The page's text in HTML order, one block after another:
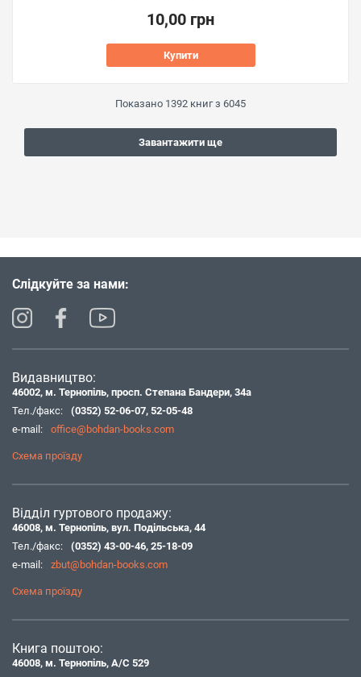
10,00 грн
Купити
Показано 1392 книг з 6045
Завантажити ще
Слідкуйте за нами:
Видавництво:
46002, м. Тернопіль, просп. Степана Бандери, 34а
Тел./факс:
(0352) 52-06-07, 52-05-48
e-mail:
office@bohdan-books.com
Схема проїзду
Відділ гуртового продажу:
46008, м. Тернопіль, вул. Подільська, 44
Тел./факс:
(0352) 43-00-46, 25-18-09
e-mail:
zbut@bohdan-books.com
Схема проїзду
Книга поштою:
46008, м. Тернопіль, А/С 529